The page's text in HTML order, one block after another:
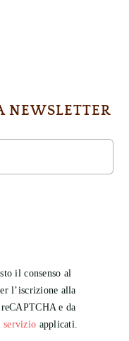
NEWSLETTER
il consenso al
l’iscrizione alla
e da
servizio applicati.